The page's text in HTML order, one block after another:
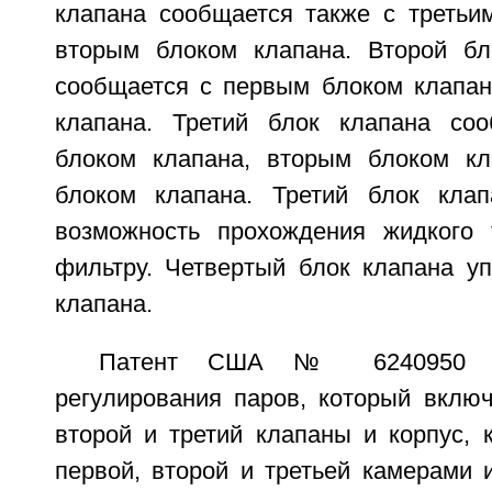
клапана сообщается также с
вторым блоком клапана. Второй
сообщается с первым блоком
клапана. Третий блок клапана
блоком клапана, вторым блоком
блоком клапана. Третий блок
возможность прохождения
фильтру. Четвертый блок клапана
клапана.
Патент США № 6240950
регулирования паров, который
второй и третий клапаны и корпус,
первой, второй и третьей